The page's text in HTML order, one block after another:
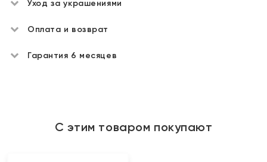
Уход за украшениями
Оплата и возврат
Гарантия 6 месяцев
С этим товаром покупают